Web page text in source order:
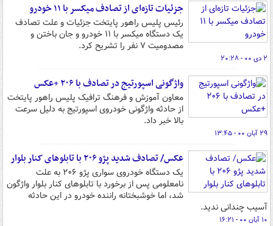
جزئیات تازه‌ای از تصادف میکسر با ۱۱ خودرو
رئیس پلیس راهور پایتخت جزئیات و علت تصادف
یک دستگاه میکسر با ۱۱ خودرو و جان باختن و
مصدومیت ۷ نفر را تشریح کرد.
۲ دی ۰۰ - ۲۰:۲۸
واژگونی اسپورتیج در تصادف با ۲۰۶ +عکس
معاون آموزش و فرهنگ ترافیک پلیس راهور پایتخت
از حادثه واژگونی خودروی اسپورتیج به دلیل سرعت
بالا خبر داد.
۲۹ آبان ۰۰ - ۱۳:۴۵
عکس/ تصادف شدید پژو ۲۰۶ با تابلوهای کنار بلوار
یک دستگاه خودروی سواری پژو ۲۰۶ به علت
نامعلومی پس از برخورد با تابلوهای کنار بلوار واژگون
شد، اما خوشبختانه راننده خودرو در این حادثه
آسیب چندانی ندید.
۱۰ آبان ۰۰ - ۱۶:۲۱